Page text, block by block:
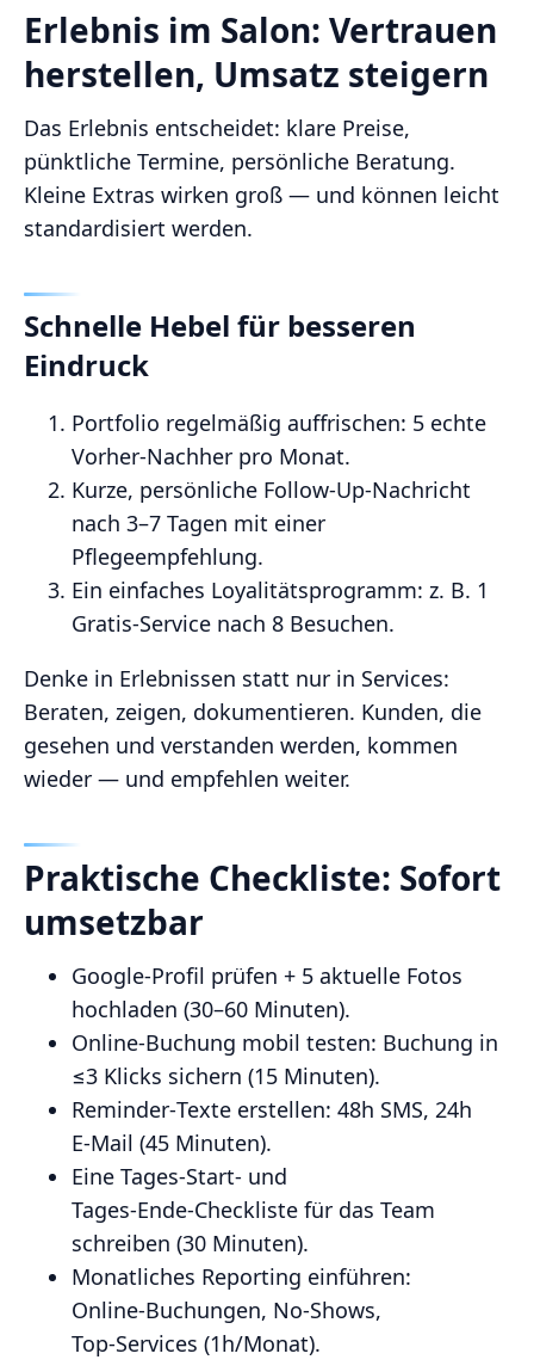
Erlebnis im Salon: Vertrauen
herstellen, Umsatz steigern
Das Erlebnis entscheidet: klare Preise,
pünktliche Termine, persönliche Beratung.
Kleine Extras wirken groß — und können leicht
standardisiert werden.
Schnelle Hebel für besseren
Eindruck
Portfolio regelmäßig auffrischen: 5 echte
Vorher‑Nachher pro Monat.
Kurze, persönliche Follow‑Up‑Nachricht
nach 3–7 Tagen mit einer
Pflegeempfehlung.
Ein einfaches Loyalitätsprogramm: z. B. 1
Gratis‑Service nach 8 Besuchen.
Denke in Erlebnissen statt nur in Services:
Beraten, zeigen, dokumentieren. Kunden, die
gesehen und verstanden werden, kommen
wieder — und empfehlen weiter.
Praktische Checkliste: Sofort
umsetzbar
Google‑Profil prüfen + 5 aktuelle Fotos
hochladen (30–60 Minuten).
Online‑Buchung mobil testen: Buchung in
≤3 Klicks sichern (15 Minuten).
Reminder‑Texte erstellen: 48h SMS, 24h
E‑Mail (45 Minuten).
Eine Tages‑Start‑ und
Tages‑Ende‑Checkliste für das Team
schreiben (30 Minuten).
Monatliches Reporting einführen:
Online‑Buchungen, No‑Shows,
Top‑Services (1h/Monat).